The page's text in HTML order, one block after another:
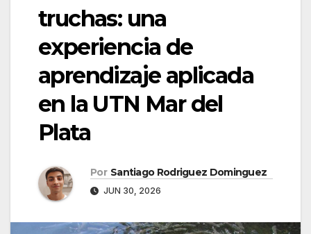
truchas: una
experiencia de
aprendizaje aplicada
en la UTN Mar del
Plata
Por Santiago Rodriguez Dominguez
JUN 30, 2026